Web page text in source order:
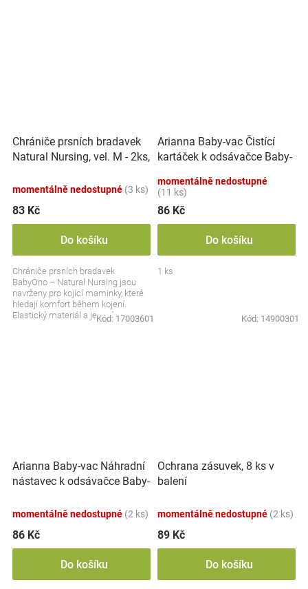
Chrániče prsních bradavek
Natural Nursing, vel. M - 2ks,
momentálně nedostupné (3 ks)
83 Kč
Do košíku
Chrániče prsních bradavek
BabyOno – Natural Nursing jsou
navrženy pro kojící maminky, které
hledají komfort během kojení.
Elastický materiál a jemná
Kód: 17003601
Arianna Baby-vac Čistící
kartáček k odsávačce Baby-
momentálně nedostupné
(11 ks)
86 Kč
Do košíku
1 ks
Kód: 14900301
Arianna Baby-vac Náhradní
nástavec k odsávačce Baby-
momentálně nedostupné (2 ks)
86 Kč
Do košíku
Ochrana zásuvek, 8 ks v
balení
momentálně nedostupné (2 ks)
89 Kč
Do košíku